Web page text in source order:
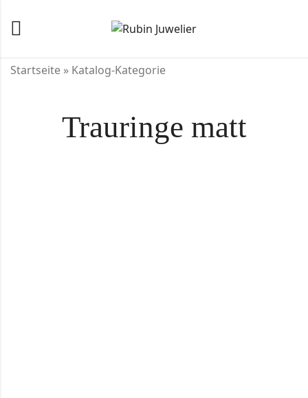
Startseite » Katalog-Kategorie
Trauringe matt